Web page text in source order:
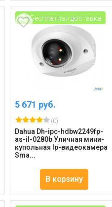
Бесплатная доставка
5 671 руб.
(0)
Dahua Dh-ipc-hdbw2249fp-
as-il-0280b Уличная мини-
купольная Ip-видеокамера
Sma...
В корзину